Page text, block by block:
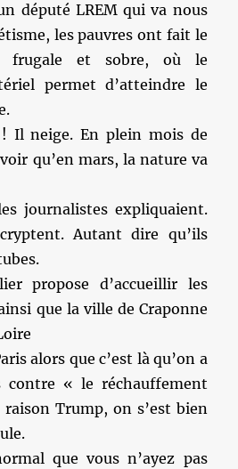
député LREM qui va nous
les pauvres ont fait le
frugale et sobre, où le
permet d’atteindre le
Il neige. En plein mois de
qu’en mars, la nature va
journalistes expliquaient.
Autant dire qu’ils
propose d’accueillir les
que la ville de Craponne
alors que c’est là qu’on a
contre « le réchauffement
Trump, on s’est bien
que vous n’ayez pas